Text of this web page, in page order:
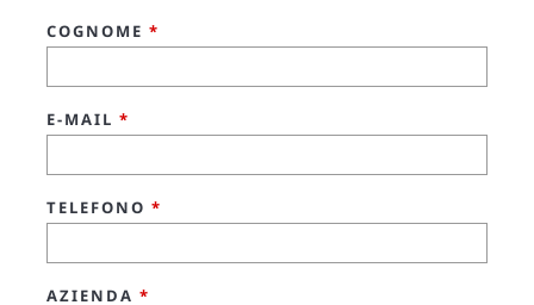
COGNOME *
E-MAIL *
TELEFONO *
AZIENDA *